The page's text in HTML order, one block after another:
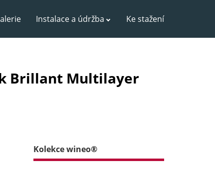
Instalace a údržba Ke stažení
Brillant Multilayer
Kolekce wineo®